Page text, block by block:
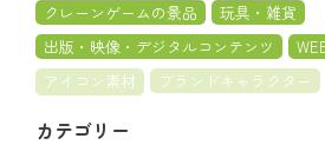
クレーンゲームの景品
玩具・雑貨
出版・映像・デジタルコンテンツ
アイコン素材
ブランドキャラクター
カテゴリー